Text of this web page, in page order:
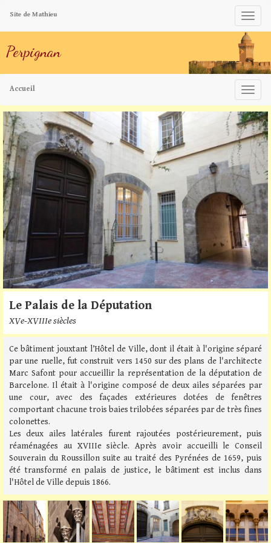
Site de Mathieu
Perpignan
Accueil
Le Palais de la Députation
XVe-XVIIIe siècles
Ce bâtiment jouxtant l’Hôtel de Ville, dont il était à l'origine séparé
par une ruelle, fut construit vers 1450 sur des plans de l'architecte
Marc Safont pour accueillir la représentation de la députation de
Barcelone. Il était à l'origine composé de deux ailes séparées par
une cour, avec des façades extérieures dotées de fenêtres
comportant chacune trois baies trilobées séparées par de très fines
colonettes.
Les deux ailes latérales furent rajoutées postérieurement, puis
réaménagées au XVIIIe siècle. Après avoir accueilli le Conseil
Souverain du Roussillon suite au traité des Pyrénées de 1659, puis
été transformé en palais de justice, le bâtiment est inclus dans
l'Hôtel de Ville depuis 1866.